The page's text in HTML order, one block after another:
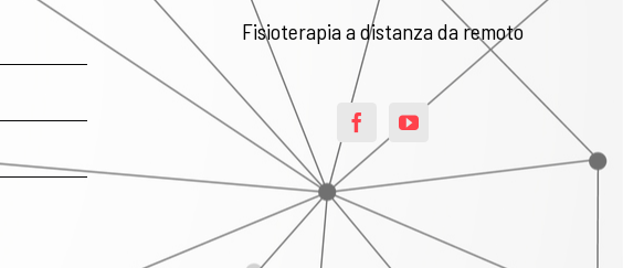
Fisioterapia a distanza da remoto